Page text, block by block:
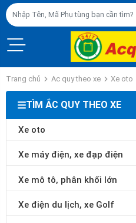
Trang chủ Ac quy theo xe Xe oto
TÌM ẮC QUY THEO XE
Xe oto
Xe máy điện, xe đạp điện
Xe mô tô, phân khối lớn
Xe điện du lịch, xe Golf